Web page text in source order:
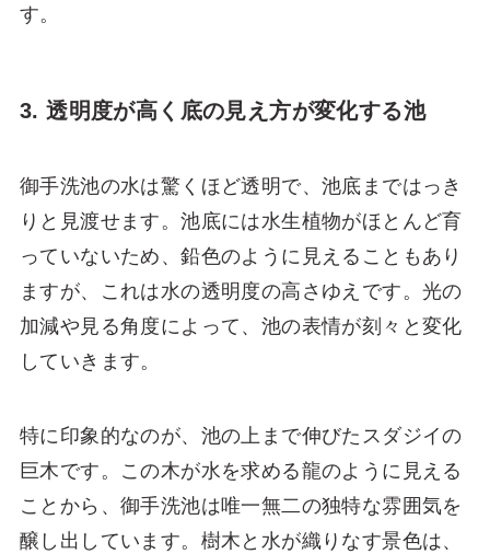
す。
3. 透明度が高く底の見え方が変化する池
御手洗池の水は驚くほど透明で、池底まではっき
りと見渡せます。池底には水生植物がほとんど育
っていないため、鉛色のように見えることもあり
ますが、これは水の透明度の高さゆえです。光の
加減や見る角度によって、池の表情が刻々と変化
していきます。
特に印象的なのが、池の上まで伸びたスダジイの
巨木です。この木が水を求める龍のように見える
ことから、御手洗池は唯一無二の独特な雰囲気を
醸し出しています。樹木と水が織りなす景色は、